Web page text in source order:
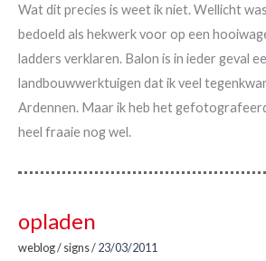
Wat dit precies is weet ik niet. Wellicht
bedoeld als hekwerk voor op een
ladders verklaren. Balon is in ieder geval
landbouwwerktuigen dat ik veel
Ardennen. Maar ik heb het
heel fraaie nog wel.
opladen
weblog/signs/23/03/2011